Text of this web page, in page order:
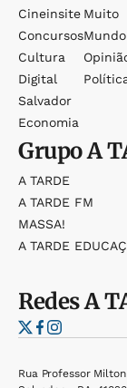
Cineinsite
Concursos
Cultura
Digital
Salvador
Economia
Muito
Mundo
GrupoA
A TARDE
A TARDE FM
MASSA!
A TARDE
RedesA
Rua Professor